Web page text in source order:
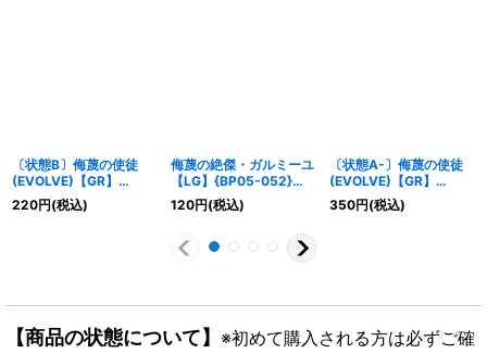
〔状態B〕侮蔑の使徒
(EVOLVE)【GR】
{BP05-056}《ドラゴ
ン》
220円(税込)
侮蔑の絶傑・ガルミーユ
【LG】{BP05-052}
《ドラゴン》
120円(税込)
〔状態A-〕侮蔑の使徒
(EVOLVE)【GR】
{BP05-056}《ドラゴ
ン》
350円(税込)
【商品の状態について】 ※初めて購入される方は必ずご確